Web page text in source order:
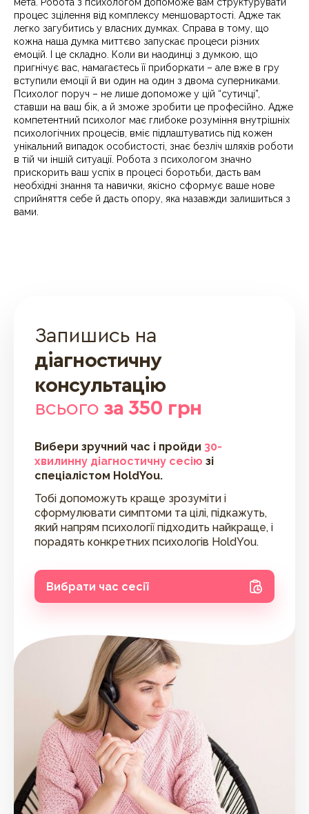
процес зцілення від комплексу меншовартості. Адже так
легко загубитись у власних думках. Справа в тому, що
кожна наша думка миттєво запускає процеси різних
емоцій. І це складно. Коли ви наодинці з думкою, що
пригнічує вас, намагаєтесь її приборкати – але вже в гру
вступили емоції й ви один на один з двома суперниками.
Психолог поруч – не лише допоможе у цій “сутичці”,
ставши на ваш бік, а й зможе зробити це професійно. Адже
компетентний психолог має глибоке розуміння внутрішніх
психологічних процесів, вміє підлаштуватись під кожен
унікальний випадок особистості, знає безліч шляхів роботи
в тій чи іншій ситуації. Робота з психологом значно
прискорить ваш успіх в процесі боротьби, дасть вам
необхідні знання та навички, якісно сформує ваше нове
сприйняття себе й дасть опору, яка назавжди залишиться з
вами.
Запишись на
діагностичну
консультацію
всього за 350 грн
Вибери зручний час і пройди 30-
хвилинну діагностичну сесію зі
спеціалістом HoldYou.
Тобі допоможуть краще зрозуміти і
сформулювати симптоми та цілі, підкажуть,
який напрям психології підходить найкраще, і
порадять конкретних психологів HoldYou.
Вибрати час сесії